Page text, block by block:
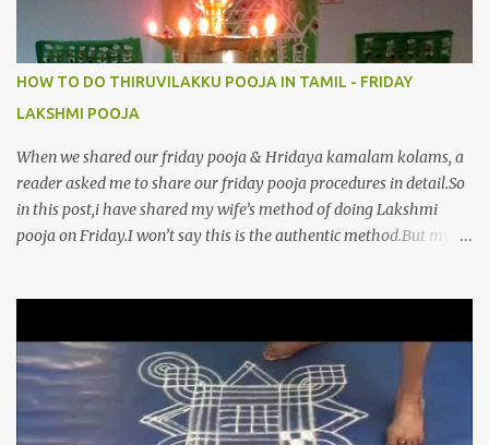
HOW TO DO THIRUVILAKKU POOJA IN TAMIL - FRIDAY
LAKSHMI POOJA
When we shared our friday pooja & Hridaya kamalam kolams, a
reader asked me to share our friday pooja procedures in detail.So
in this post,i have shared my wife’s method of doing Lakshmi
pooja on Friday.I won’t say this is the authentic method.But my
Lakshmi poojai with Thiruvilakku poojai
kolam,Hridayakamalam kolam and thiruvilakku pooja
stotram/slokas along with 108 potri in tamil. i.e Archanai slokam
in Tamil.I have tried my best to explain the pooja procedures.Hope